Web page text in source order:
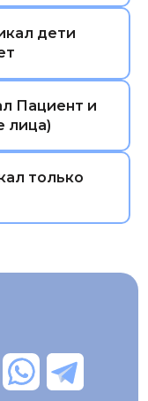
дети
Пациент и
лица)
только